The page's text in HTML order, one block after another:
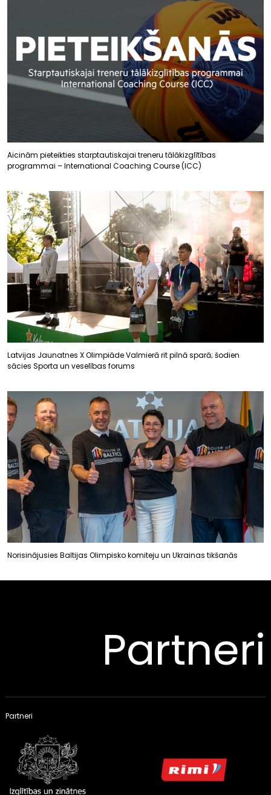
Aicinām pieteikties starptautiskajai treneru tālākizglītības
programmai – International Coaching Course (ICC)
Latvijas Jaunatnes X Olimpiāde Valmierā rit pilnā sparā; šodien
sācies Sporta un veselības forums
Norisinājusies Baltijas Olimpisko komiteju un Ukrainas tikšanās
Partneri
Partneri